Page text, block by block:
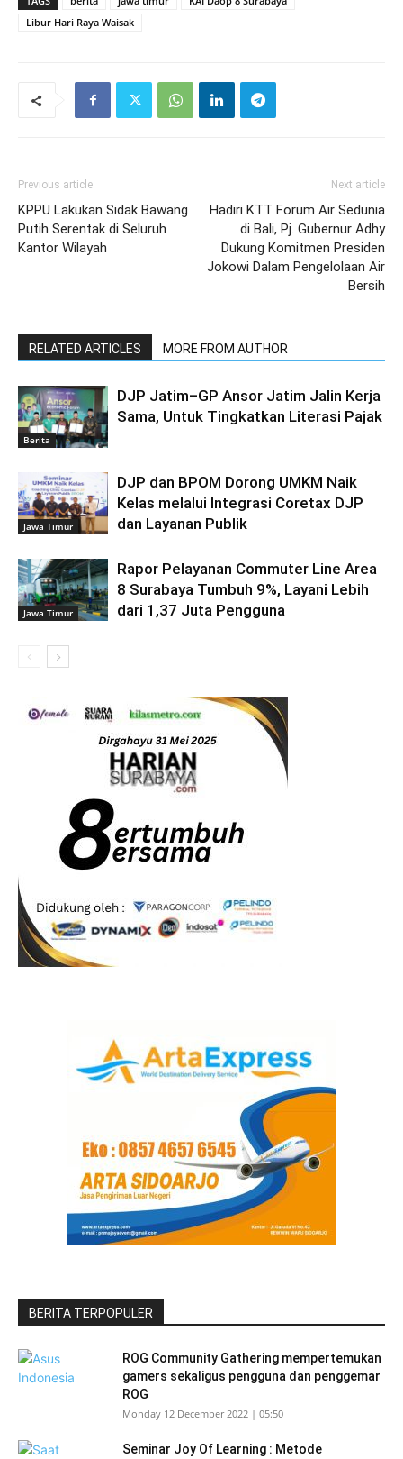
Libur Hari Raya Waisak
Previous article
KPPU Lakukan Sidak Bawang
Putih Serentak di Seluruh
Kantor Wilayah
Next article
Hadiri KTT Forum Air Sedunia
di Bali, Pj. Gubernur Adhy
Dukung Komitmen Presiden
Jokowi Dalam Pengelolaan Air
Bersih
RELATED ARTICLES MORE FROM AUTHOR
Berita
DJP Jatim–GP Ansor Jatim Jalin Kerja
Sama, Untuk Tingkatkan Literasi Pajak
Jawa Timur
DJP dan BPOM Dorong UMKM Naik
Kelas melalui Integrasi Coretax DJP
dan Layanan Publik
Jawa Timur
Rapor Pelayanan Commuter Line Area
8 Surabaya Tumbuh 9%, Layani Lebih
dari 1,37 Juta Pengguna
BERITA TERPOPULER
ROG Community Gathering mempertemukan
gamers sekaligus pengguna dan penggemar
ROG
Monday 12 December 2022 | 05:50
Seminar Joy Of Learning : Metode